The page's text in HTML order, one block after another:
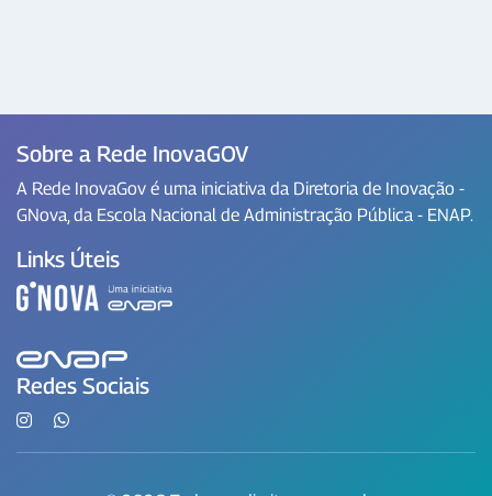
Sobre a Rede InovaGOV
A Rede InovaGov é uma iniciativa da Diretoria de Inovação -
GNova, da Escola Nacional de Administração Pública - ENAP.
Links Úteis
Redes Sociais